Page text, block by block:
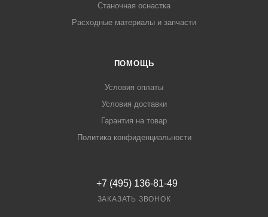
Станочная оснастка
Расходные материалы и запчасти
ПОМОЩЬ
Условия оплаты
Условия доставки
Гарантия на товар
Политика конфиденциальности
+7 (495) 136-81-49
ЗАКАЗАТЬ ЗВОНОК